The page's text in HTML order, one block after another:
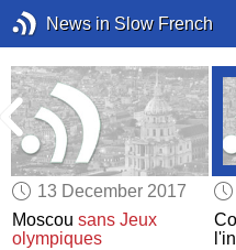
News in Slow French
13 December 2017
Moscousans Jeux
olympiques